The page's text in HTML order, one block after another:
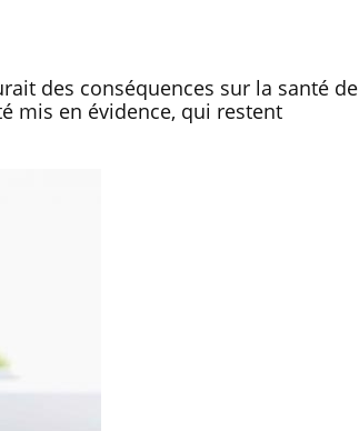
des conséquences sur la santé de
mis en évidence, qui restent
: ce qui
en